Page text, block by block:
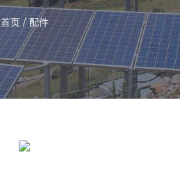
首页 / 配件